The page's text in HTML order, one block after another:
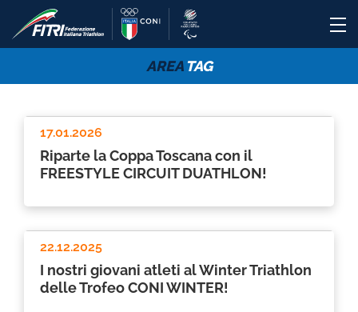
AREATAG
17.01.2026
Riparte la Coppa Toscana con il
FREESTYLE CIRCUIT DUATHLON!
22.12.2025
I nostri giovani atleti al Winter Triathlon
delle Trofeo CONI WINTER!